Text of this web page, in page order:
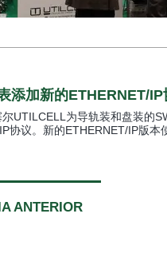
添加新的ETHERNET/IP
UTILCELL为导轨装和盘装的
协议。新的ETHERNET/IP版本
ANTERIOR